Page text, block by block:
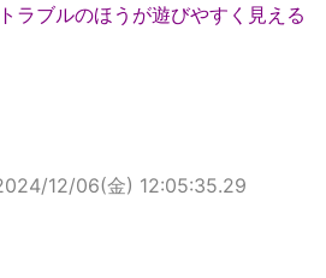
ラブルのほうが遊びやすく見える
12/06(金) 12:05:35.29